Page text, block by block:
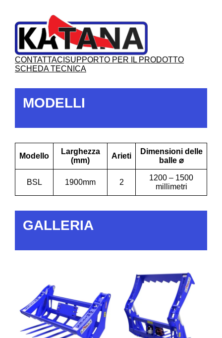
CONTATTACI SUPPORTO PER IL PRODOTTO
SCHEDA TECNICA
MODELLI
Modello
Larghezza
(mm)
Arieti
Dimensioni delle
balle ⌀
BSL 1900mm 2
1200 – 1500
millimetri
GALLERIA